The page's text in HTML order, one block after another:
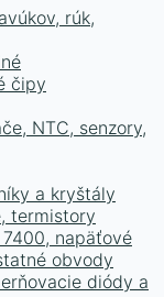
rúk,
čipy
NTC, senzory,
a kryštály
termistory
napäťové
obvody
diódy a